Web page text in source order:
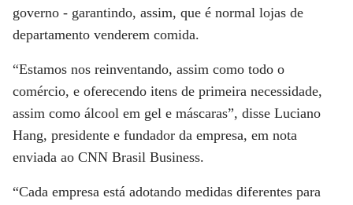
governo - garantindo, assim, que é normal lojas de
departamento venderem comida.
“Estamos nos reinventando, assim como todo o
comércio, e oferecendo itens de primeira necessidade,
assim como álcool em gel e máscaras”, disse Luciano
Hang, presidente e fundador da empresa, em nota
enviada ao CNN Brasil Business.
“Cada empresa está adotando medidas diferentes para